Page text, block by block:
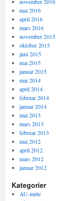
november 2016
mai 2016
april 2016
mars 2016
november 2015
oktober 2015
juni 2015
mai 2015
januar 2015
mai 2014
april 2014
februar 2014
januar 2014
mai 2013
mars 2013
februar 2013
mai 2012
april 2012
mars 2012
januar 2012
Kategorier
AU-møte